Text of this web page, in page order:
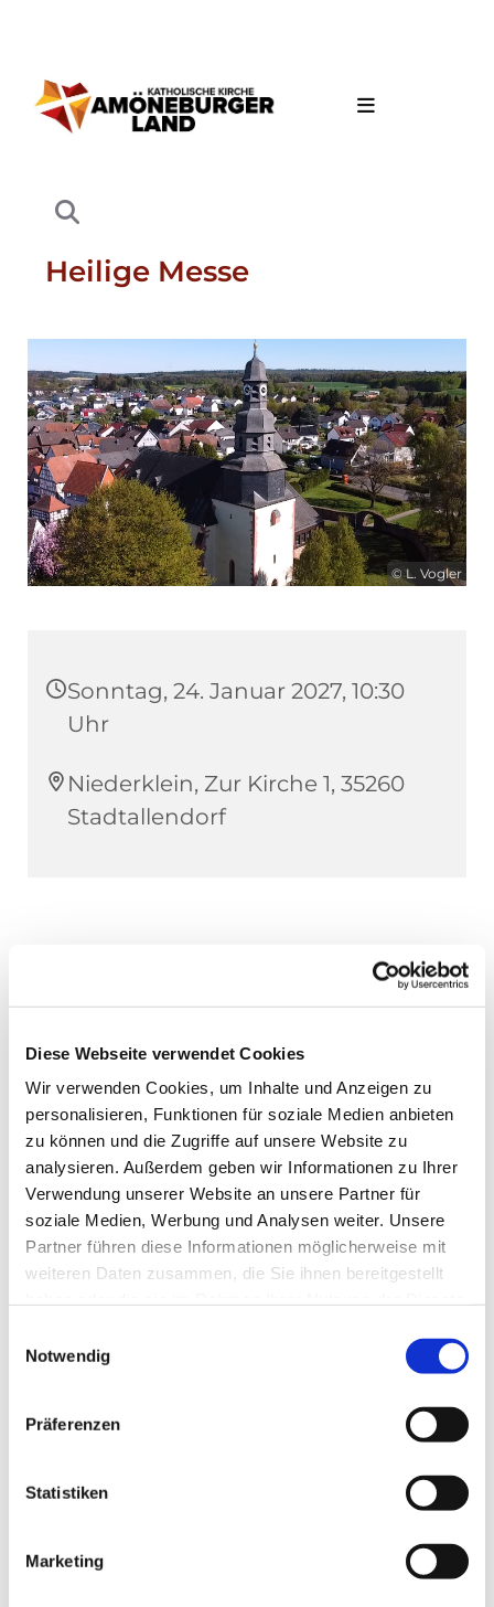
Diese Webseite verwendet Cookies
Wir verwenden Cookies, um Inhalte und Anzeigen zu
personalisieren, Funktionen für soziale Medien anbieten
zu können und die Zugriffe auf unsere Website zu
analysieren. Außerdem geben wir Informationen zu Ihrer
Verwendung unserer Website an unsere Partner für
soziale Medien, Werbung und Analysen weiter. Unsere
Partner führen diese Informationen möglicherweise mit
weiteren Daten zusammen, die Sie ihnen bereitgestellt
Notwendig
Präferenzen
Statistiken
Marketing
Heilige Messe
© L. Vogler
Sonntag, 24. Januar 2027, 10:30
Uhr
Niederklein, Zur Kirche 1, 35260
Stadtallendorf
Dies könnte Sie auch